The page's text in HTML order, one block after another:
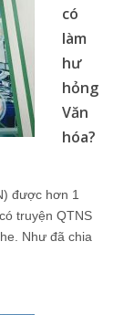
có
làm
hư
hỏng
Văn
hóa?
được hơn 1
truyện QTNS
Như đã chia